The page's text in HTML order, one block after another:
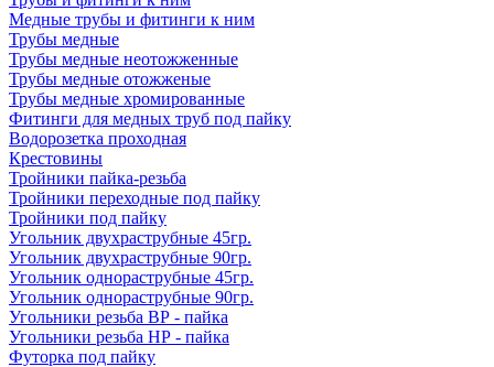
Медные трубы и фитинги к ним
Трубы медные
Трубы медные неотожженные
Трубы медные отожженые
Трубы медные хромированные
Фитинги для медных труб под пайку
Водорозетка проходная
Крестовины
Тройники пайка-резьба
Тройники переходные под пайку
Тройники под пайку
Угольник двухраструбные 45гр.
Угольник двухраструбные 90гр.
Угольник однораструбные 45гр.
Угольник однораструбные 90гр.
Угольники резьба ВР - пайка
Угольники резьба НР - пайка
Футорка под пайку